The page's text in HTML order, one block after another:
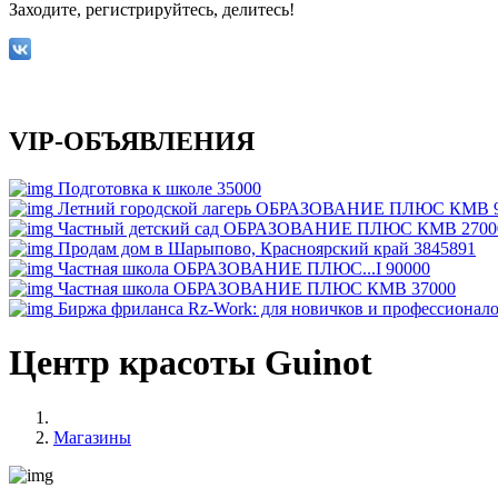
Заходите, регистрируйтесь, делитесь!
VIP-ОБЪЯВЛЕНИЯ
Подготовка к школе 35000
Летний городской лагерь ОБРАЗОВАНИЕ ПЛЮС КМВ
Частный детский сад ОБРАЗОВАНИЕ ПЛЮС КМВ
Продам дом в Шарыпово, Красноярский край 3845891
Частная школа ОБРАЗОВАНИЕ ПЛЮС...I 90000
Частная школа ОБРАЗОВАНИЕ ПЛЮС КМВ 37000
Биржа фриланса Rz-Work: для новичков и
Центр красоты Guinot
Магазины